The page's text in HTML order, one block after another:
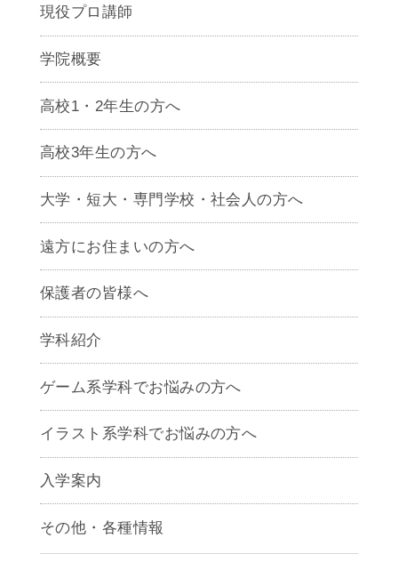
現役プロ講師
学院概要
高校1・2年生の方へ
高校3年生の方へ
大学・短大・専門学校・社会人の方へ
遠方にお住まいの方へ
保護者の皆様へ
学科紹介
ゲームクリエイター学科
CG学科
アニメーション学科
声優学科
ゲーム系学科でお悩みの方へ
イラスト系学科でお悩みの方へ
入学案内
募集要項
早期出願制度・AOエントリー
その他・各種情報
アクセス